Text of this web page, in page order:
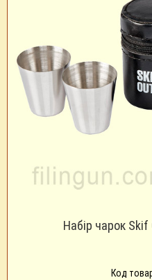
Набір чарок
Код